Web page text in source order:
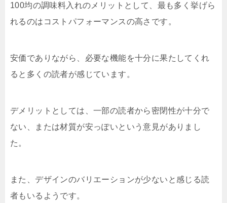
100均の調味料入れのメリットとして、最も多く挙げら
れるのはコストパフォーマンスの高さです。
安価でありながら、必要な機能を十分に果たしてくれ
ると多くの読者が感じています。
デメリットとしては、一部の読者から密閉性が十分で
ない、または材質が安っぽいという意見がありまし
た。
また、デザインのバリエーションが少ないと感じる読
者もいるようです。